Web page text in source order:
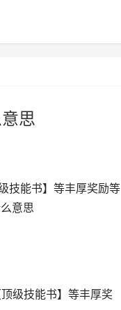
思
技能书】等丰厚奖励等
意思
级技能书】等丰厚奖